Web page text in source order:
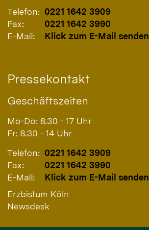
Telefon: 0221 1642 3909
Fax:
0221 1642 3990
E-Mail:
Klick zum E-Mail senden
Pressekontakt
Geschäftszeiten
Mo-Do: 8.30 - 17 Uhr
Fr: 8.30 - 14 Uhr
Telefon: 0221 1642 3909
Fax:
0221 1642 3990
E-Mail:
Klick zum E-Mail senden
Erzbistum Köln
Newsdesk